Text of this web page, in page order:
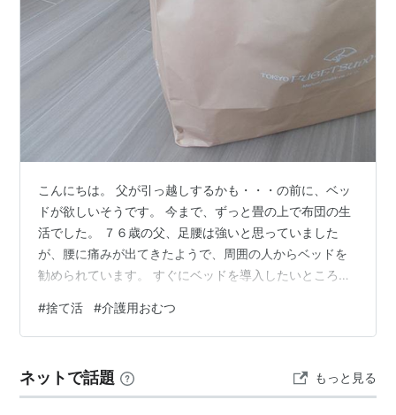
こんにちは。 父が引っ越しするかも・・・の前に、ベッ
ドが欲しいそうです。 今まで、ずっと畳の上で布団の生
活でした。 ７６歳の父、足腰は強いと思っていました
が、腰に痛みが出てきたようで、周囲の人からベッドを
勧められています。 すぐにベッドを導入したいところで
に、収納スペースが少なく、タンスなどを置いて生活を
しているので、ベッドを置くスペースがありません。
す。 納戸から出てきたもの。 母が病院で使っていた介護
用のおむつ関係。 病院によっては、お金を出せば病院の
#捨て活 #介護用おむつ
ネットで話題 もっと見る